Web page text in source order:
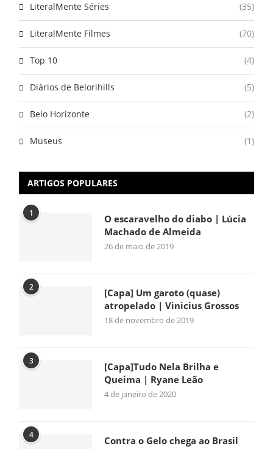
LiteralMente Séries (35)
LiteralMente Filmes (70)
Top 10 (4)
Diários de Belorihills (5)
Belo Horizonte (2)
Museus (1)
ARTIGOS POPULARES
1
O escaravelho do diabo | Lúcia
Machado de Almeida
26 de maio de 2019
2
[Capa] Um garoto (quase)
atropelado | Vinicius Grossos
18 de novembro de 2019
3
[Capa]Tudo Nela Brilha e
Queima | Ryane Leão
4 de janeiro de 2020
4 Contra o Gelo chega ao Brasil